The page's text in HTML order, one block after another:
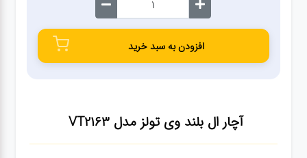
صفحه
آچار ال بلند وی تولز مدل VT2163
افزودن به سبد خرید